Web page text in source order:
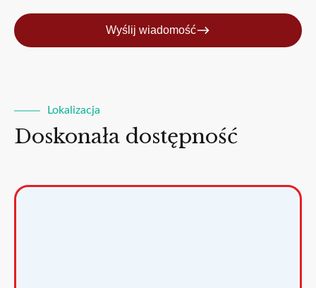
Wyślij wiadomość
Lokalizacja
Doskonała dostępność